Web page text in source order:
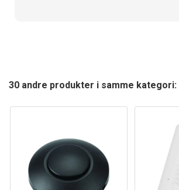
30 andre produkter i samme kategori: